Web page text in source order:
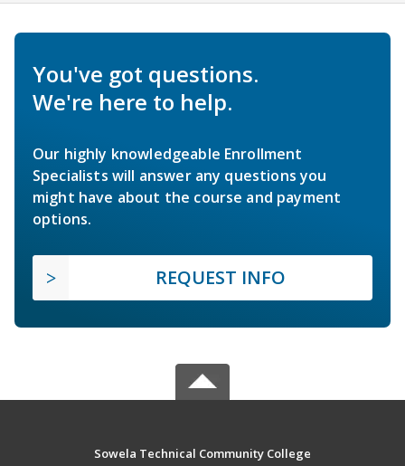
You've got questions.
We're here to help.
Our highly knowledgeable Enrollment
Specialists will answer any questions you
might have about the course and payment
options.
REQUEST INFO
Sowela Technical Community College